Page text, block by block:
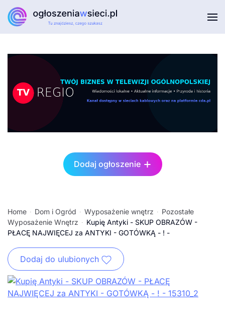
Dodaj ogłoszenie
Home Dom i Ogród Wyposażenie wnętrz
Pozostałe
Wyposażenie Wnętrz
Kupię Antyki - SKUP OBRAZÓW -
PŁACĘ NAJWIĘCEJ za ANTYKI - GOTÓWKĄ - ! -
Dodaj do ulubionych